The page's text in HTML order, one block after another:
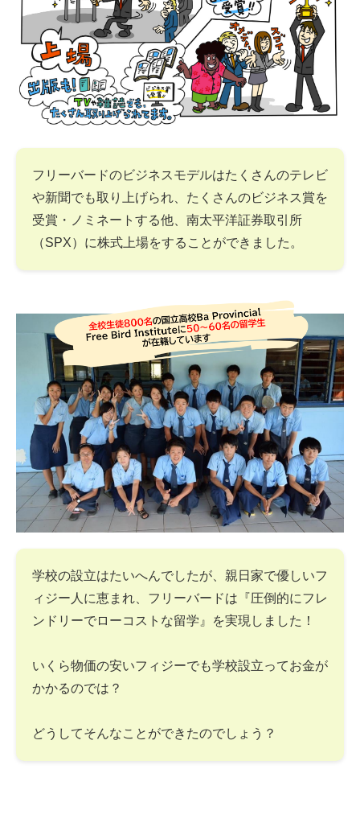
フリーバードのビジネスモデルはたくさんのテレビ
や新聞でも取り上げられ、たくさんのビジネス賞を
受賞・ノミネートする他、南太平洋証券取引所
（SPX）に株式上場をすることができました。
学校の設立はたいへんでしたが、親日家で優しいフ
ィジー人に恵まれ、フリーバードは『圧倒的にフレ
ンドリーでローコストな留学』を実現しました！
いくら物価の安いフィジーでも学校設立ってお金が
かかるのでは？
どうしてそんなことができたのでしょう？